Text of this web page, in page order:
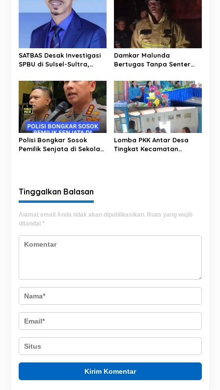
p
SATBAS Desak Investigasi
SPBU di Sulsel-Sultra,
Pelayanan hingga
Kesejahteraan Karyawan
Damkar Malunda
Bertugas Tanpa Senter
Hutan di Malam Hari
Polisi Bongkar Sosok
Pemilik Senjata di Sekolah
Lomba PKK Antar Desa
Tingkat Kecamatan
Tinggalkan Balasan
Alamat email Anda tidak akan dipublikasikan. Ruas yang wajib
ditandai *